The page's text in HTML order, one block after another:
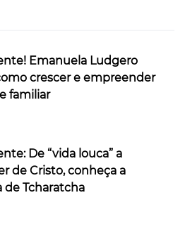
Emanuela Ludgero
crescer e empreender
familiar
De “vida louca” a
de Cristo, conheça a
de Tcharatcha